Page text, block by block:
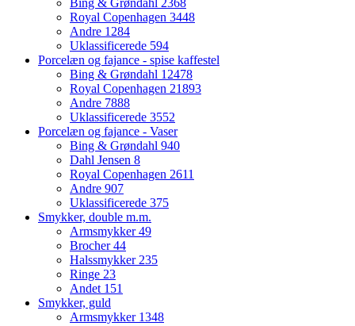
Bing & Grøndahl 2368
Royal Copenhagen 3448
Andre 1284
Uklassificerede 594
Porcelæn og fajance - spise kaffestel
Bing & Grøndahl 12478
Royal Copenhagen 21893
Andre 7888
Uklassificerede 3552
Porcelæn og fajance - Vaser
Bing & Grøndahl 940
Dahl Jensen 8
Royal Copenhagen 2611
Andre 907
Uklassificerede 375
Smykker, double m.m.
Armsmykker49
Brocher44
Halssmykker235
Ringe 23
Andet 151
Smykker, guld
Armsmykker 1348